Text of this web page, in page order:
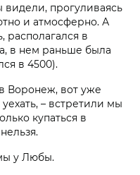
прогуливаясь
и атмосферно. А
располагался в
в нем раньше была
в 4500).
Воронеж, вот уже
– встретили мы
купаться в
у Любы.